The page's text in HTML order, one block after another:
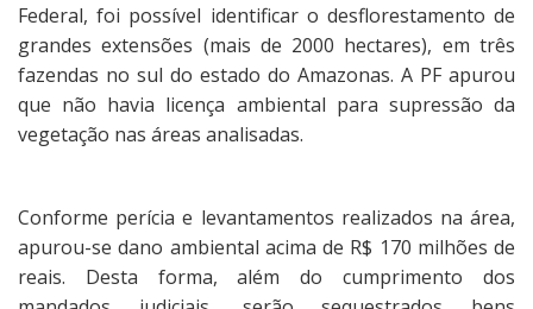
Federal, foi possível identificar o desflorestamento de
grandes extensões (mais de 2000 hectares), em três
fazendas no sul do estado do Amazonas. A PF apurou
que não havia licença ambiental para supressão da
vegetação nas áreas analisadas.
Conforme perícia e levantamentos realizados na área,
apurou-se dano ambiental acima de R$ 170 milhões de
reais. Desta forma, além do cumprimento dos